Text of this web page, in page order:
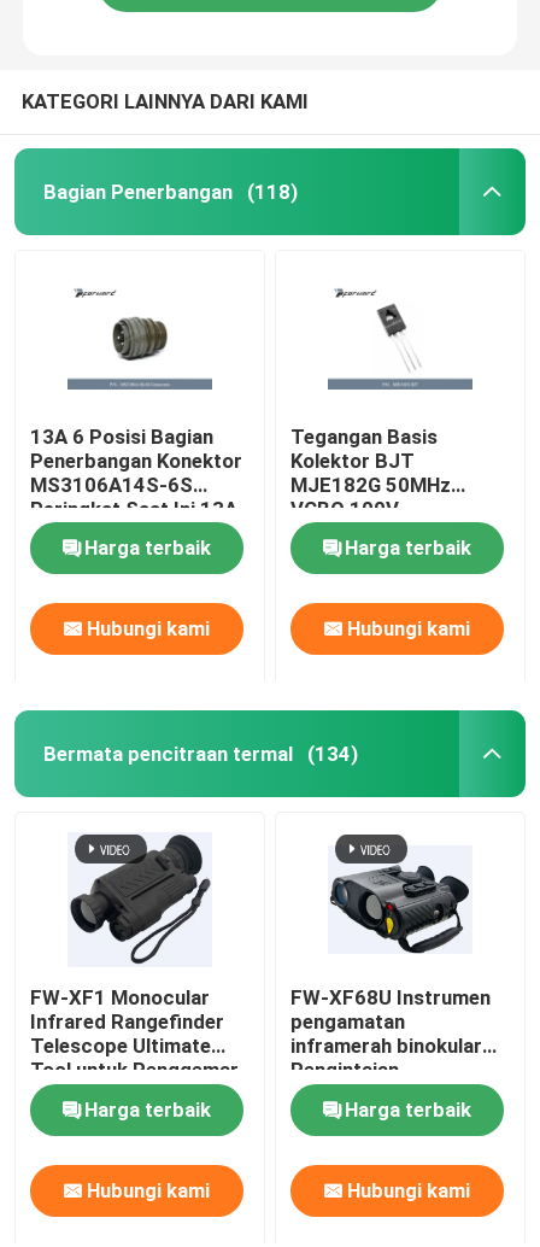
KATEGORI LAINNYA DARI KAMI
Bagian Penerbangan (118)
13A 6 Posisi Bagian
Penerbangan Konektor
MS3106A14S-6S
Peringkat Saat Ini 13A
Harga terbaik
Hubungi kami
Tegangan Basis
Kolektor BJT
MJE182G 50MHz
VCBO 100V
Harga terbaik
Hubungi kami
Bermata pencitraan termal (134)
FW-XF1 Monocular
Infrared Rangefinder
Telescope Ultimate
Tool untuk Penggemar
Luar Ruangan 5 jam
BateraiHarga terbaik
Hubungi kami
FW-XF68U Instrumen
pengamatan
inframerah binokular
Pengintaian
penglihatan malam
inframerah Instrumen
pengamatan
multifungsi
Harga terbaik
Hubungi kami